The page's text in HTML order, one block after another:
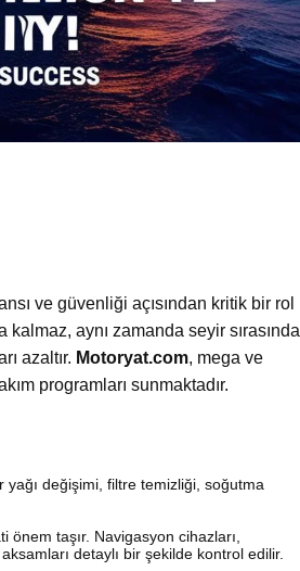
ve güvenliği açısından kritik bir rol
kalmaz, aynı zamanda seyir sırasında
azaltır. Motoryat.com, mega ve
programları sunmaktadır.
değişimi, filtre temizliği, soğutma
taşır. Navigasyon cihazları,
detaylı bir şekilde kontrol edilir.